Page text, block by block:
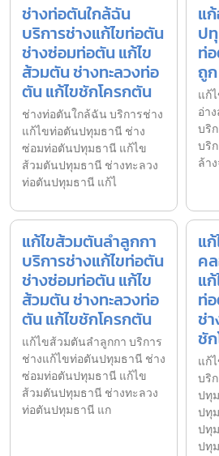
ช่างท่อตันใกล้ฉัน
บริการช่างแก้ไขท่อตัน
ช่างซ่อมท่อตัน แก้ไข
ส้วมตัน ช่างทะลวงท่อ
ตัน แก้ไขชักโครกตัน
ช่างท่อตันใกล้ฉัน บริการช่าง
แก้ไขท่อตันปทุมธานี ช่าง
ซ่อมท่อตันปทุมธานี แก้ไข
ส้วมตันปทุมธานี ช่างทะลวง
ท่อตันปทุมธานี แก้ไ
แ
ป
ท่
ถูก
แก้
อ่า
บริ
บริ
ล้า
แก้ไขส้วมตันลำลูกกา
บริการช่างแก้ไขท่อตัน
ช่างซ่อมท่อตัน แก้ไข
ส้วมตัน ช่างทะลวงท่อ
ตัน แก้ไขชักโครกตัน
แก้ไขส้วมตันลำลูกกา บริการ
ช่างแก้ไขท่อตันปทุมธานี ช่าง
ซ่อมท่อตันปทุมธานี แก้ไข
ส้วมตันปทุมธานี ช่างทะลวง
ท่อตันปทุมธานี แก
แ
ค
แ
ท่
ช่
ชั
แก้
บริ
ปทุ
ปทุ
ปทุ
ปทุ